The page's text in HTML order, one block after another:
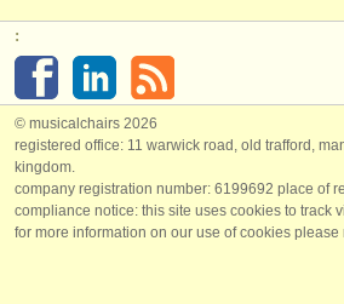
:
© musicalchairs 2026
registered office: 11 warwick road, old trafford,
kingdom.
company registration number: ​6199692 place of
compliance notice: ​this site uses cookies to track
for more information on our use of cookies please